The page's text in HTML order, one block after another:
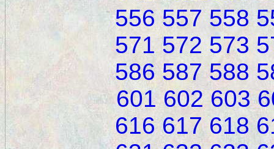
556 557 558
571 572 573
586 587 588
601 602 603
616 617 618